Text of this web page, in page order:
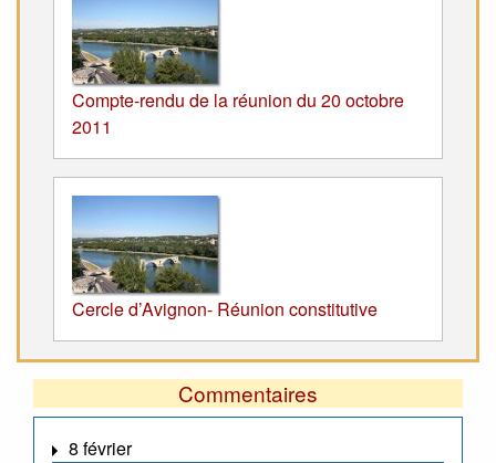
Compte-rendu de la réunion du 20 octobre
2011
Cercle d’Avignon- Réunion constitutive
Commentaires
8 février